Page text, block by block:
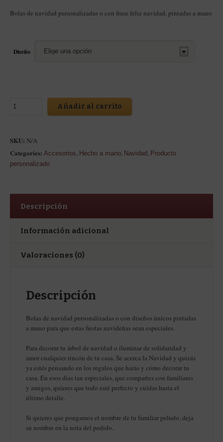
Bolas de navidad personalizadas o con frase feliz navidad, pintadas a mano
Diseño
Añadir al carrito
SKU: N/A
Categories: Accesorios, Hecho a mano, Navidad , Producto
personalizado
Descripción
Información adicional
Valoraciones (0)
Descripción
Bolas de navidad personalizadas o con diseños únicos pintadas
a mano para que estas fiestas navideñas sean especiales.
Para decorar tu árbol de navidad o iluminar de solidaridad y
amor cualquier rincón de tu casa. Se acerca la Navidad y quizás
ya estés pensando en los regalos que harás y cómo decorar tu
casa. En esos días tan especiales, que compartes con familiares
y amigos, quieres que todo esté perfecto y cuidas hasta el
último detalle.
Si quieres que pongamos el nombre de tu familiar peludo, deja
su nombre en la nota del pedido.